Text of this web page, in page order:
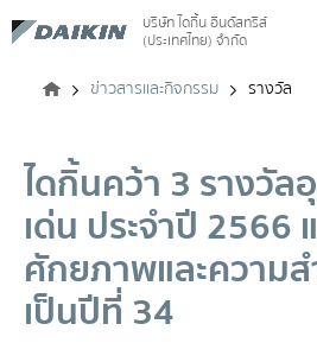
บริษัท ไดกิ้น อินดัสทรีส์
(ประเทศไทย) จำกัด
ข่าวสารและกิจกรรม รางวัล
ไดกิ้นคว้า 3 รางวั
เด่น ประจำปี 2566
ศักยภาพและความส
เป็นปีที่ 34